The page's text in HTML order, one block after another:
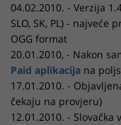
04.02.2010. - Verzija
SLO, SK, PL) - najveće
OGG format
20.01.2010, - Nakon
Paid aplikacija na
17.01.2010. -
čekaju na provjeru)
12.01.2010. -